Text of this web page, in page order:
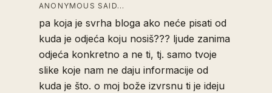
ANONYMOUS SAID…
pa koja je svrha bloga ako neće pisati od
kuda je odjeća koju nosiš??? ljude zanima
odjeća konkretno a ne ti, tj. samo tvoje
slike koje nam ne daju informacije od
kuda je što. o moj bože izvrsnu ti je ideju